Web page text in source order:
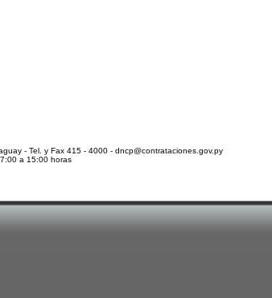
- Tel. y Fax 415 - 4000 - dncp@contrataciones.gov.py
a 15:00 horas